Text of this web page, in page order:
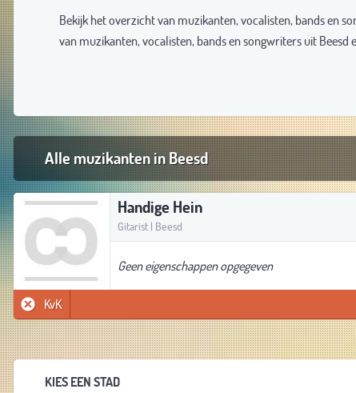
Bekijk het overzicht van muzikanten, vocalisten, bands en
van muzikanten, vocalisten, bands en songwriters uit Beesd
Alle muzikanten in Beesd
Handige Hein
Gitarist | Beesd
Geen eigenschappen opgegeven
KvK
KIES EEN STAD